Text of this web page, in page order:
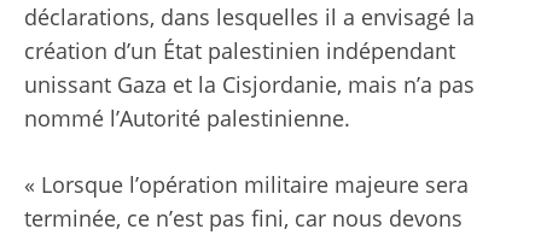
déclarations, dans lesquelles il a envisagé la
création d’un État palestinien indépendant
unissant Gaza et la Cisjordanie, mais n’a pas
nommé l’Autorité palestinienne.
« Lorsque l’opération militaire majeure sera
terminée, ce n’est pas fini, car nous devons